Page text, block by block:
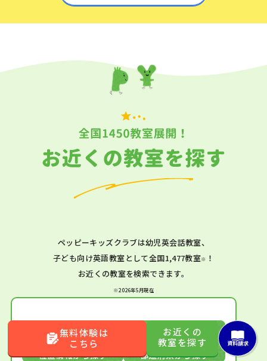
ペッピーキッズクラブは幼児英会話教室、
子ども向け英語教室として全国1,477教室※ ！
お近くの教室を検索できます。
※2026年5月現在
位置情報から探す 都道府県から探す
無料体験は
こちら
お近くの
教室を探す
資料請求